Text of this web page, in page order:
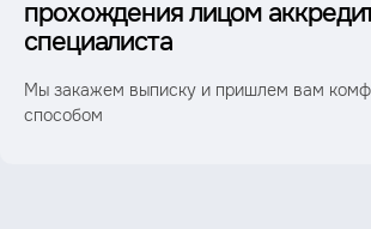
прохождения лицом
специалиста
Мы закажем выписку и пришлем вам
способом